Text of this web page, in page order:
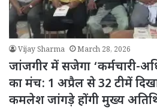
Vijay Sharma March 28, 2026
जांजगीर में सजेगा ‘कर्मचारी-
का मंच: 1 अप्रैल से 32 टीमें
कमलेश जांगड़े होंगी मुख्य